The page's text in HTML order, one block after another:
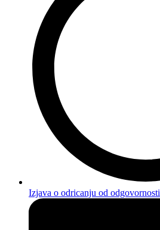
Izjava o odricanju od odgovornosti